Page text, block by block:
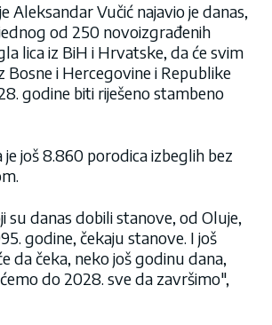
Aleksandar Vučić najavio je danas,
od 250 novoizgrađenih
lica iz BiH i Hrvatske, da će svim
Bosne i Hercegovine i Republike
godine biti riješeno stambeno
je još 8.860 porodica izbeglih bez
su danas dobili stanove, od Oluje,
godine, čekaju stanove. I još
da čeka, neko još godinu dana,
do 2028. sve da završimo",